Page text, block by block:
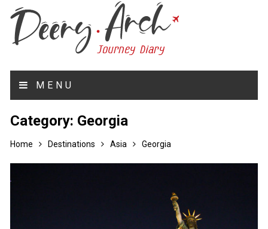
MENU
Category: Georgia
Home Destinations Asia Georgia